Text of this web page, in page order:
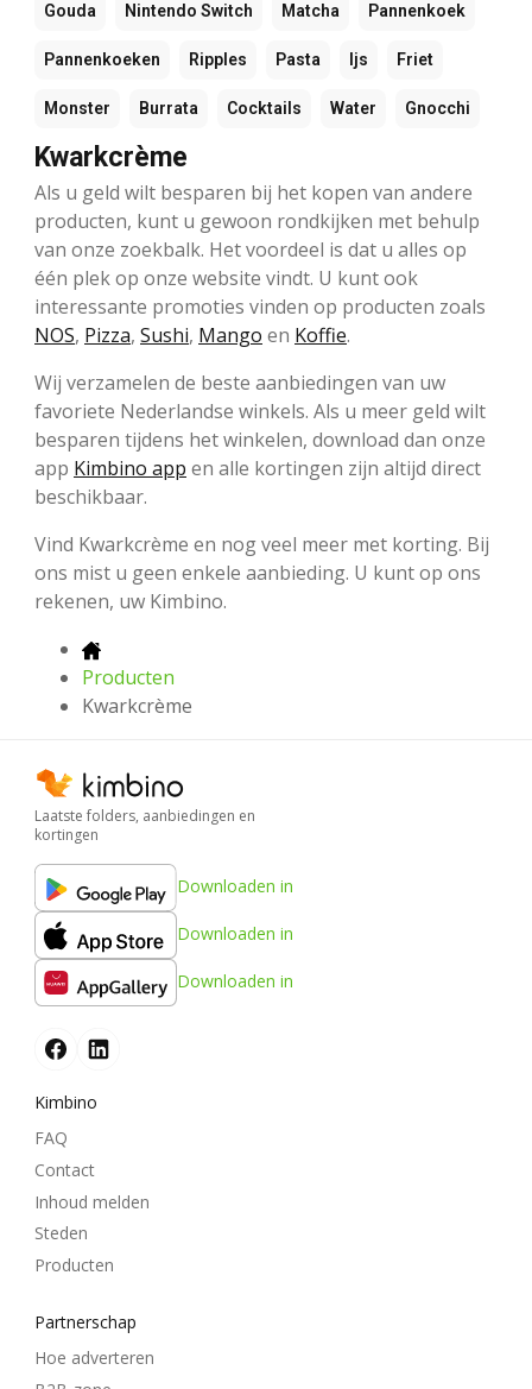
Gouda Nintendo Switch Matcha Pannenkoek
Pannenkoeken Ripples Pasta Ijs Friet
Monster Burrata Cocktails Water Gnocchi
Kwarkcrème
Als u geld wilt besparen bij het kopen van andere
producten, kunt u gewoon rondkijken met behulp
van onze zoekbalk. Het voordeel is dat u alles op
één plek op onze website vindt. U kunt ook
interessante promoties vinden op producten zoals
NOS, Pizza, Sushi, Mango en Koffie.
Wij verzamelen de beste aanbiedingen van uw
favoriete Nederlandse winkels. Als u meer geld wilt
besparen tijdens het winkelen, download dan onze
app Kimbino app en alle kortingen zijn altijd direct
beschikbaar.
Vind Kwarkcrème en nog veel meer met korting. Bij
ons mist u geen enkele aanbieding. U kunt op ons
rekenen, uw Kimbino.
Producten
Kwarkcrème
Laatste folders, aanbiedingen en
kortingen
Downloaden in
Downloaden in
Downloaden in
Kimbino
FAQ
Contact
Inhoud melden
Steden
Producten
Partnerschap
Hoe adverteren